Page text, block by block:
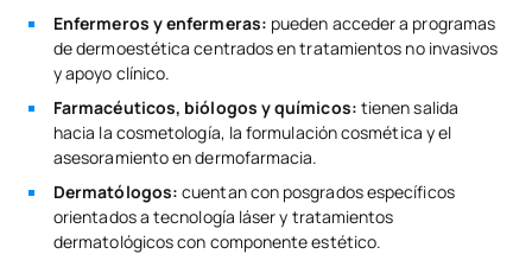
Enfermeros y enfermeras: pueden acceder a programas
de dermoestética centrados en tratamientos no invasivos
y apoyo clínico.
Farmacéuticos, biólogos y químicos: tienen salida
hacia la cosmetología, la formulación cosmética y el
asesoramiento en dermofarmacia.
Dermatólogos: cuentan con posgrados específicos
orientados a tecnología láser y tratamientos
dermatológicos con componente estético.